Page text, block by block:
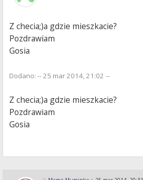
Z checia;)a gdzie mieszkacie?
Pozdrawiam
Gosia
Dodano: -- 25 mar 2014, 21:02 --
Z checia;)a gdzie mieszkacie?
Pozdrawiam
Gosia